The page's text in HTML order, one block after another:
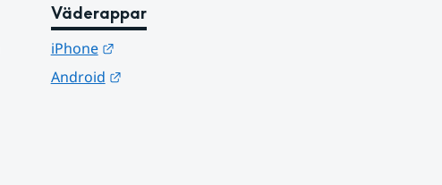
Väderappar
iPhone
Länk till annan webbplats.
Android
Länk till annan webbplats.